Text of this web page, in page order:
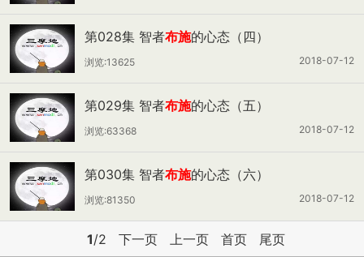
第028集 智者布施的心态（四）
2018-07-12
浏览:13625
第029集 智者布施的心态（五）
2018-07-12
浏览:63368
第030集 智者布施的心态（六）
2018-07-12
浏览:81350
1/2 下一页 上一页 首页 尾页